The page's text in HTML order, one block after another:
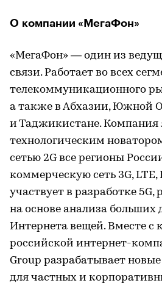
О компании «МегаФон»
«МегаФон» — один из
связи. Работает во всех
телекоммуникационного
а также в Абхазии, Южной
и Таджикистане. Компания
технологическим
сетью 2G все регионы
коммерческую сеть 3G, LTE,
участвует в разработке 5G,
на основе анализа
Интернета вещей. Вместе с
российской интернет-
Group разрабатывает
для частных и